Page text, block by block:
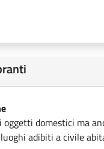
domestici ma
adibiti a civile